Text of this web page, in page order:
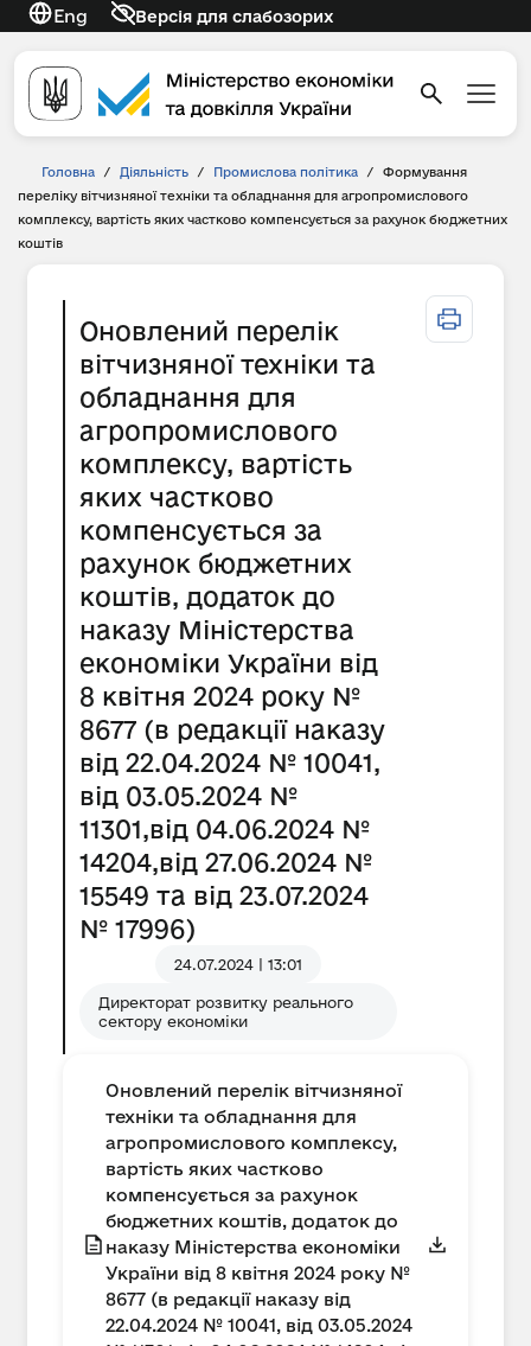
Eng Версія для слабозорих
Головна / Діяльність / Промислова політика /
Формування
переліку вітчизняної техніки та обладнання для агропромислового
комплексу, вартість яких частково компенсується за рахунок бюджетних
коштів
Оновлений перелік
вітчизняної техніки та
обладнання для
агропромислового
комплексу, вартість
яких частково
компенсується за
рахунок бюджетних
коштів, додаток до
наказу Міністерства
економіки України від
8 квітня 2024 року №
8677 (в редакції наказу
від 22.04.2024 № 10041,
від 03.05.2024 №
11301,від 04.06.2024 №
14204,від 27.06.2024 №
15549 та від 23.07.2024
№ 17996)
24.07.2024 | 13:01
Директорат розвитку реального
сектору економіки
Оновлений перелік вітчизняної
техніки та обладнання для
агропромислового комплексу,
вартість яких частково
компенсується за рахунок
бюджетних коштів, додаток до
наказу Міністерства економіки
України від 8 квітня 2024 року №
8677 (в редакції наказу від
22.04.2024 № 10041, від 03.05.2024